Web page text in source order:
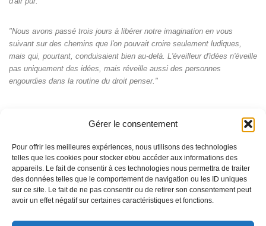
Gérer le consentement
Pour offrir les meilleures expériences, nous utilisons des technologies
telles que les cookies pour stocker et/ou accéder aux informations des
appareils. Le fait de consentir à ces technologies nous permettra de traiter
des données telles que le comportement de navigation ou les ID uniques
sur ce site. Le fait de ne pas consentir ou de retirer son consentement peut
avoir un effet négatif sur certaines caractéristiques et fonctions.
"Nous avons passé trois jours à libérer notre imagination en vous
suivant sur des chemins que l'on pouvait croire seulement ludiques,
mais qui, pourtant, conduisaient bien au-delà. L'éveilleur d'idées n'éveille
pas uniquement des idées, mais réveille aussi des personnes
engourdies dans la routine du droit penser."